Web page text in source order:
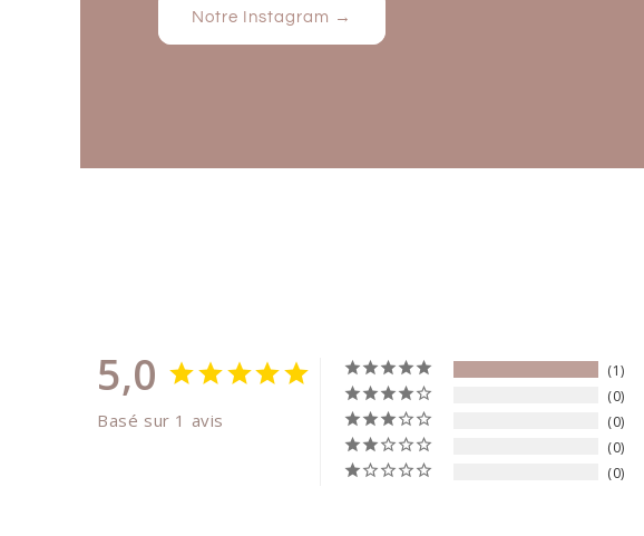
Notre Instagram →
5,0
Basé sur 1 avis
1
0
0
0
0